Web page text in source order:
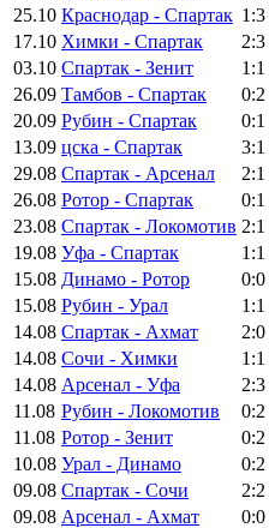
25.10 Краснодар - Спартак 1:3
17.10 Химки - Спартак 2:3
03.10 Спартак - Зенит 1:1
26.09 Тамбов - Спартак 0:2
20.09 Рубин - Спартак 0:1
13.09 цска - Спартак 3:1
29.08 Спартак - Арсенал 2:1
26.08 Ротор - Спартак 0:1
23.08 Спартак - Локомотив 2:1
19.08 Уфа - Спартак 1:1
15.08 Динамо - Ротор 0:0
15.08 Рубин - Урал 1:1
14.08 Спартак - Ахмат 2:0
14.08 Сочи - Химки 1:1
14.08 Арсенал - Уфа 2:3
11.08 Рубин - Локомотив 0:2
11.08 Ротор - Зенит 0:2
10.08 Урал - Динамо 0:2
09.08 Спартак - Сочи 2:2
09.08 Арсенал - Ахмат 0:0